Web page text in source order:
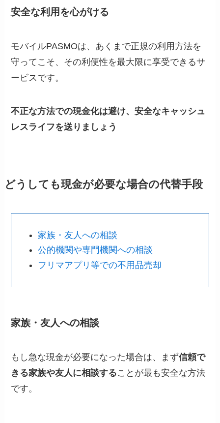
安全な利用を心がける
モバイルPASMOは、あくまで正規の利用方法を
守ってこそ、その利便性を最大限に享受できるサ
ービスです。
不正な方法での現金化は避け、安全なキャッシュ
レスライフを送りましょう
どうしても現金が必要な場合の代替手段
家族・友人への相談
公的機関や専門機関への相談
フリマアプリ等での不用品売却
家族・友人への相談
もし急な現金が必要になった場合は、まず信頼で
きる家族や友人に相談することが最も安全な方法
です。